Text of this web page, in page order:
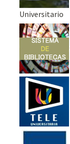
Universitario